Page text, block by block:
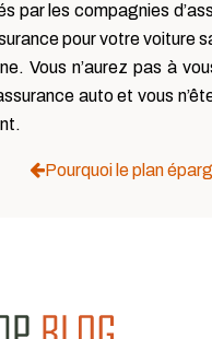
les compagnies
pour votre voiture
Vous n’aurez pas à
auto et vous
Pourquoi le plan